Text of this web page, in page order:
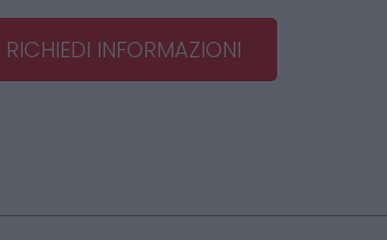
RICHIEDI INFORMAZIONI